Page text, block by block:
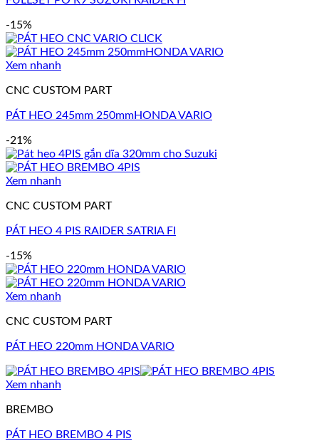
-15%
Xem nhanh
CNC CUSTOM PART
PÁT HEO 245mm 250mmHONDA VARIO
-21%
Xem nhanh
CNC CUSTOM PART
PÁT HEO 4 PIS RAIDER SATRIA FI
-15%
Xem nhanh
CNC CUSTOM PART
PÁT HEO 220mm HONDA VARIO
Xem nhanh
BREMBO
PÁT HEO BREMBO 4 PIS